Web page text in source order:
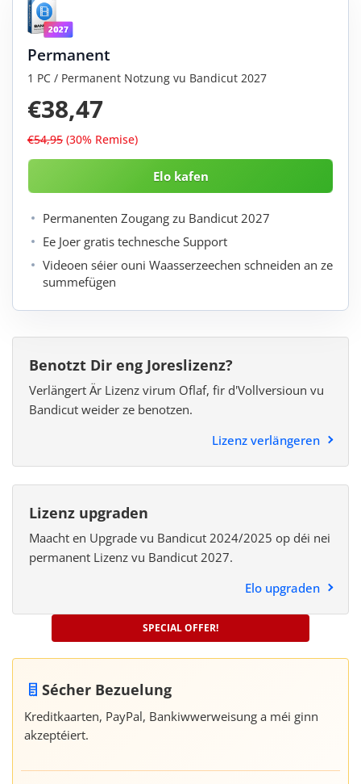
Permanent
1 PC / Permanent Notzung vu Bandicut 2027
€38,47
€54,95 (30% Remise)
Permanenten Zougang zu Bandicut 2027
Ee Joer gratis technesche Support
Videoen séier ouni Waasserzeechen schneiden an ze
summefügen
Benotzt Dir eng Joreslizenz?
Verlängert Är Lizenz virum Oflaf, fir d'Vollversioun vu
Bandicut weider ze benotzen.
Lizenz verlängeren
Lizenz upgraden
Maacht en Upgrade vu Bandicut 2024/2025 op déi nei
permanent Lizenz vu Bandicut 2027.
Elo upgraden
SPECIAL OFFER!
Sécher Bezuelung
Kreditkaarten, PayPal, Bankiwwerweisung a méi ginn
akzeptéiert.